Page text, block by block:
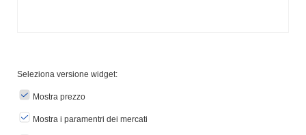
Seleziona versione widget:
Mostra prezzo
Mostra i paramentri dei mercati